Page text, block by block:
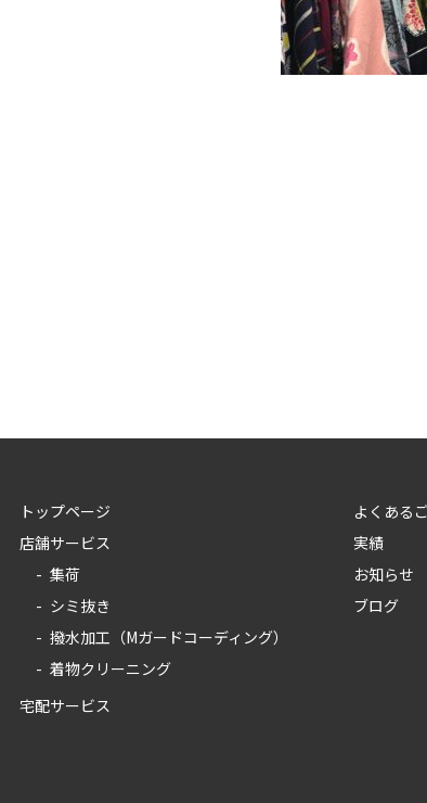
トップページ
店舗サービス
集荷
シミ抜き
撥水加工（Mガードコーディング）
着物クリーニング
宅配サービス
よくある
実績
お知らせ
ブログ